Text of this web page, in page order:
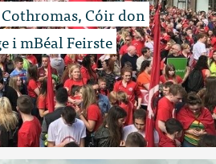
Cóir don
i mBéal Feirste